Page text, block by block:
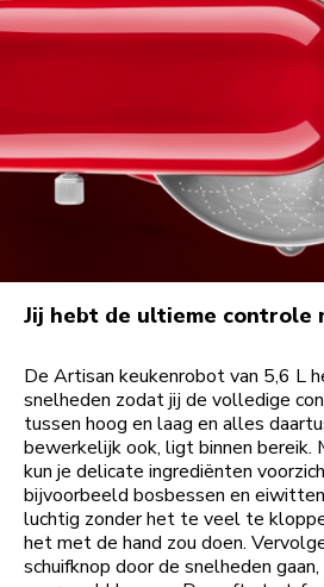
Jij hebt de ultieme controle
De Artisan keukenrobot van 5,6 L
snelheden zodat jij de volledige
tussen hoog en laag en alles
bewerkelijk ook, ligt binnen bereik.
kun je delicate ingrediënten
bijvoorbeeld bosbessen en
luchtig zonder het te veel te
het met de hand zou doen.
schuifknop door de snelheden